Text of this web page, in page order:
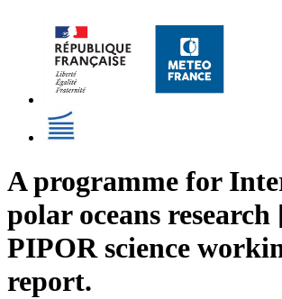
A programme for
polar oceans
PIPOR science
report.